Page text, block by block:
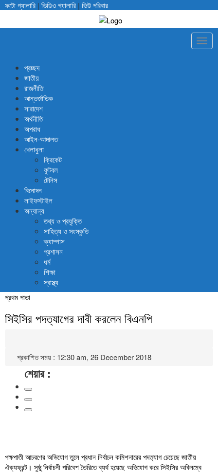
ফটো গ্যালারি | ভিডিও গ্যালারি | ভিউ পরিবার
প্রচ্ছদ
জাতীয়
রাজনীতি
আন্তর্জাতিক
সারাদেশ
অর্থনীতি
অপরাধ
আইন-আদালত
খেলাধুলা
ক্রিকেট
ফুটবল
টেনিস
বিনোদন
লাইফস্টাইল
অন্যান্য
তথ্য ও প্রযুক্তি
সাহিত্য ও সংস্কৃতি
ক্যাম্পাস
প্রশাসন
ধর্ম
শিক্ষা
স্বাস্থ্য
প্রথম পাতা
সিইসির পদত্যাগের দাবী করলেন বিএনপি
প্রকাশিত সময় : 12:30 am, 26 December 2018
শেয়ার :
পক্ষপাতী আচরণের অভিযোগ তুলে প্রধান নির্বাচন কমিশনারের পদত্যাগ চেয়েছে জাতীয়
ঐক্যফ্রন্ট। সুষ্ঠু নির্বাচনী পরিবেশ তৈরিতে ব্যর্থ হয়েছে অভিযোগ করে সিইসির অবিলম্বে